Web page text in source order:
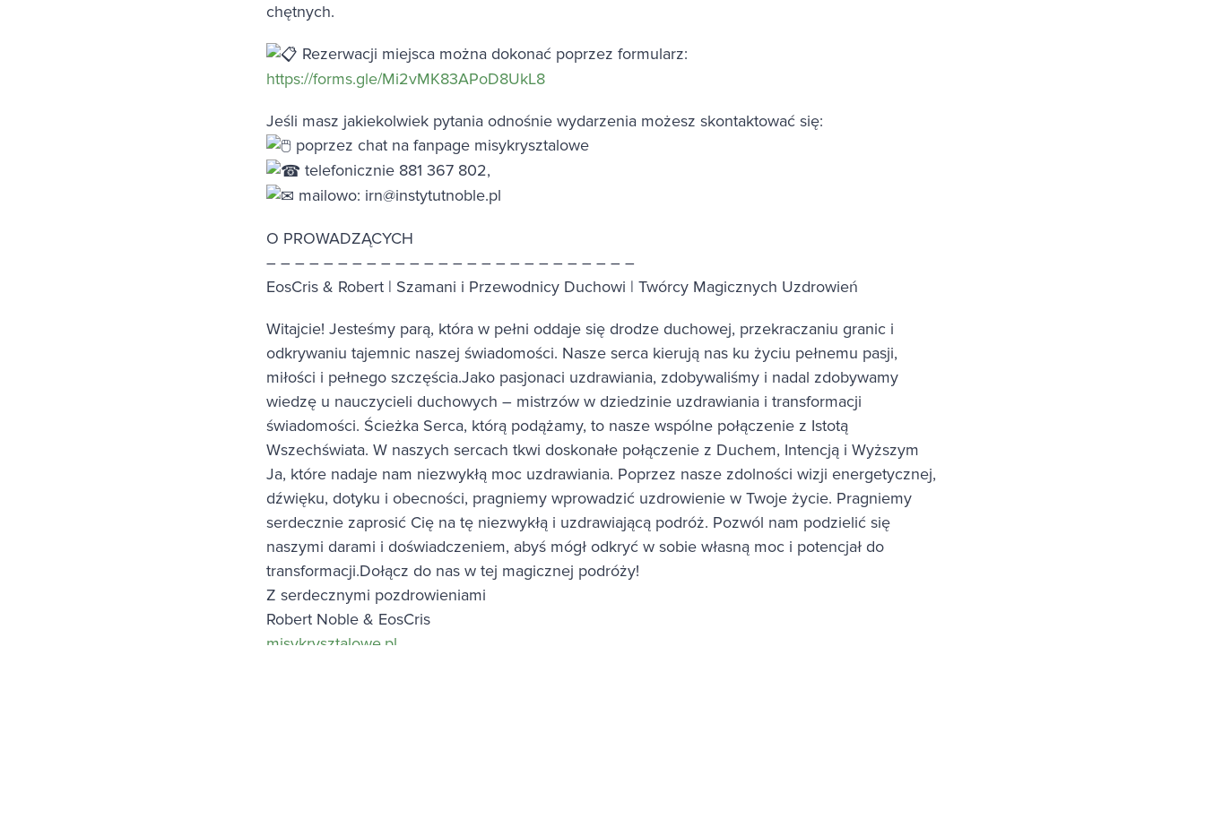
chętnych.
Rezerwacji miejsca można dokonać poprzez formularz:
https://forms.gle/Mi2vMK83APoD8UkL8
Jeśli masz jakiekolwiek pytania odnośnie wydarzenia możesz skontaktować się:
poprzez chat na fanpage misykrysztalowe
telefonicznie 881 367 802,
mailowo: irn@instytutnoble.pl
O PROWADZĄCYCH
– – – – – – – – – – – – – – – – – – – – – – – – – –
EosCris & Robert | Szamani i Przewodnicy Duchowi | Twórcy Magicznych Uzdrowień
Witajcie! Jesteśmy parą, która w pełni oddaje się drodze duchowej, przekraczaniu granic i
odkrywaniu tajemnic naszej świadomości. Nasze serca kierują nas ku życiu pełnemu pasji,
miłości i pełnego szczęścia.Jako pasjonaci uzdrawiania, zdobywaliśmy i nadal zdobywamy
wiedzę u nauczycieli duchowych – mistrzów w dziedzinie uzdrawiania i transformacji
świadomości. Ścieżka Serca, którą podążamy, to nasze wspólne połączenie z Istotą
Wszechświata. W naszych sercach tkwi doskonałe połączenie z Duchem, Intencją i Wyższym
Ja, które nadaje nam niezwykłą moc uzdrawiania. Poprzez nasze zdolności wizji energetycznej,
dźwięku, dotyku i obecności, pragniemy wprowadzić uzdrowienie w Twoje życie. Pragniemy
serdecznie zaprosić Cię na tę niezwykłą i uzdrawiającą podróż. Pozwól nam podzielić się
naszymi darami i doświadczeniem, abyś mógł odkryć w sobie własną moc i potencjał do
transformacji.Dołącz do nas w tej magicznej podróży!
Z serdecznymi pozdrowieniami
Robert Noble & EosCris
misykrysztalowe.pl